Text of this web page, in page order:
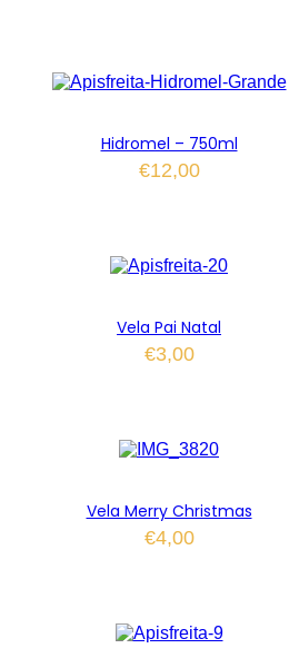
Hidromel – 750ml
€12,00
Vela Pai Natal
€3,00
Vela Merry Christmas
€4,00